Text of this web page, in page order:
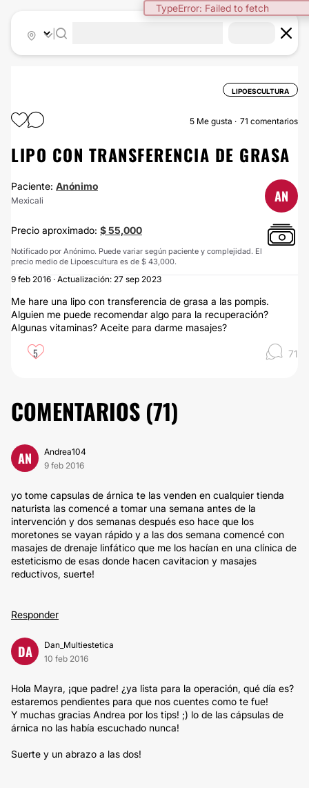
LIPOESCULTURA
5 Me gusta 71 comentarios
LIPO CON TRANSFERENCIA DE GRASA
Paciente: Anónimo
Mexicali AN
Precio aproximado: $ 55,000
Notificado por Anónimo. Puede variar según paciente y complejidad. El
precio medio de Lipoescultura es de $ 43,000.
9 feb 2016 · Actualización: 27 sep 2023
Me hare una lipo con transferencia de grasa a las pompis.
Alguien me puede recomendar algo para la recuperación?
Algunas vitaminas? Aceite para darme masajes?
5 71
COMENTARIOS (71)
AN
Andrea104
9 feb 2016
yo tome capsulas de árnica te las venden en cualquier tienda
naturista las comencé a tomar una semana antes de la
intervención y dos semanas después eso hace que los
moretones se vayan rápido y a las dos semana comencé con
masajes de drenaje linfático que me los hacían en una clínica de
esteticismo de esas donde hacen cavitacion y masajes
reductivos, suerte!
Responder
DA
Dan_Multiestetica
10 feb 2016
Hola Mayra, ¡que padre! ¿ya lista para la operación, qué día es?
estaremos pendientes para que nos cuentes como te fue!
Y muchas gracias Andrea por los tips! ;) lo de las cápsulas de
árnica no las había escuchado nunca!
Suerte y un abrazo a las dos!